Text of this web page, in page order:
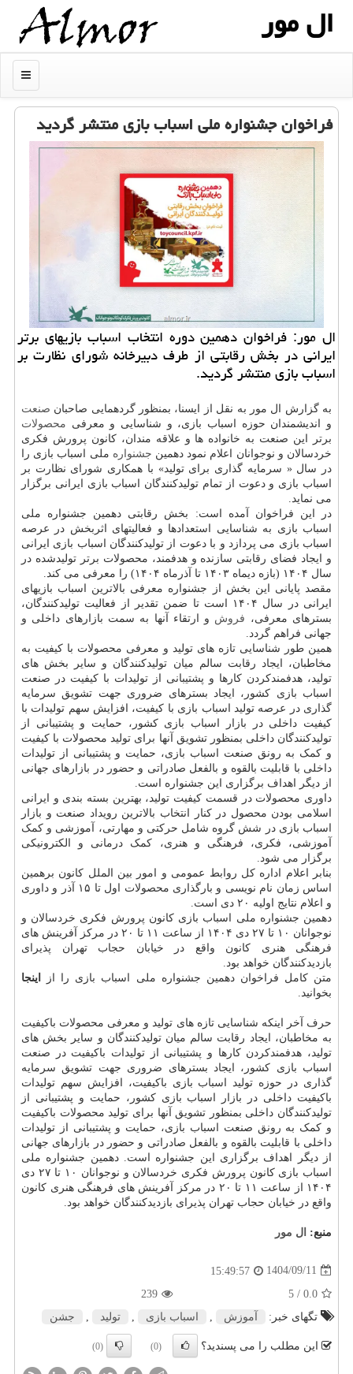
ال مور
منو
فراخوان جشنواره ملی اسباب بازی منتشر گردید
ال مور: فراخوان دهمین دوره انتخاب اسباب بازیهای برتر
ایرانی در بخش رقابتی از طرف دبیرخانه شورای نظارت بر
اسباب بازی منتشر گردید.
به گزارش ال مور به نقل از ایسنا، بمنظور گردهمایی صاحبان صنعت
و اندیشمندان حوزه اسباب بازی، و شناسایی و معرفی محصولات
برتر این صنعت به خانواده ها و علاقه مندان، کانون پرورش فکری
خردسالان و نوجوانان اعلام نمود دهمین جشنواره ملی اسباب بازی را
در سال « سرمایه گذاری برای تولید» با همکاری شورای نظارت بر
اسباب بازی و دعوت از تمام تولیدکنندگان اسباب بازی ایرانی برگزار
می نماید.
در این فراخوان آمده است: بخش رقابتی دهمین جشنواره ملی
اسباب بازی به شناسایی استعدادها و فعالیتهای اثربخش در عرصه
اسباب بازی می پردازد و با دعوت از تولیدکنندگان اسباب بازی ایرانی
و ایجاد فضای رقابتی سازنده و هدفمند، محصولات برتر تولیدشده در
سال ۱۴۰۴ (بازه دیماه ۱۴۰۳ تا آذرماه ۱۴۰۴) را معرفی می کند.
مقصد پایانی این بخش از جشنواره معرفی بالاترین اسباب بازیهای
ایرانی در سال ۱۴۰۴ است تا ضمن تقدیر از فعالیت تولیدکنندگان،
بسترهای معرفی، فروش و ارتقاء آنها به سمت بازارهای داخلی و
جهانی فراهم گردد.
همین طور شناسایی تازه های تولید و معرفی محصولات با کیفیت به
مخاطبان، ایجاد رقابت سالم میان تولیدکنندگان و سایر بخش های
تولید، هدفمندکردن کارها و پشتیبانی از تولیدات با کیفیت در صنعت
اسباب بازی کشور، ایجاد بسترهای ضروری جهت تشویق سرمایه
گذاری در عرصه تولید اسباب بازی با کیفیت، افزایش سهم تولیدات با
کیفیت داخلی در بازار اسباب بازی کشور، حمایت و پشتیبانی از
تولیدکنندگان داخلی بمنظور تشویق آنها برای تولید محصولات با کیفیت
و کمک به رونق صنعت اسباب بازی، حمایت و پشتیبانی از تولیدات
داخلی با قابلیت بالقوه و بالفعل صادراتی و حضور در بازارهای جهانی
از دیگر اهداف برگزاری این جشنواره است.
داوری محصولات در قسمت کیفیت تولید، بهترین بسته بندی و ایرانی
اسلامی بودن محصول در کنار انتخاب بالاترین رویداد صنعت و بازار
اسباب بازی در شش گروه شامل حرکتی و مهارتی، آموزشی و کمک
آموزشی، فکری، فرهنگی و هنری، کمک درمانی و الکترونیکی
برگزار می شود.
بنابر اعلام اداره کل روابط عمومی و امور بین الملل کانون برهمین
اساس زمان نام نویسی و بارگذاری محصولات اول تا ۱۵ آذر و داوری
و اعلام نتایج اولیه ۲۰ دی است.
دهمین جشنواره ملی اسباب بازی کانون پرورش فکری خردسالان و
نوجوانان ۱۰ تا ۲۷ دی ۱۴۰۴ از ساعت ۱۱ تا ۲۰ در مرکز آفرینش های
فرهنگی هنری کانون واقع در خیابان حجاب تهران پذیرای
بازدیدکنندگان خواهد بود.
متن کامل فراخوان دهمین جشنواره ملی اسباب بازی را از
اینجا
بخوانید.
حرف آخر اینکه شناسایی تازه های تولید و معرفی محصولات باکیفیت
به مخاطبان، ایجاد رقابت سالم میان تولیدکنندگان و سایر بخش های
تولید، هدفمندکردن کارها و پشتیبانی از تولیدات باکیفیت در صنعت
اسباب بازی کشور، ایجاد بسترهای ضروری جهت تشویق سرمایه
گذاری در حوزه تولید اسباب بازی باکیفیت، افزایش سهم تولیدات
باکیفیت داخلی در بازار اسباب بازی کشور، حمایت و پشتیبانی از
تولیدکنندگان داخلی بمنظور تشویق آنها برای تولید محصولات باکیفیت
و کمک به رونق صنعت اسباب بازی، حمایت و پشتیبانی از تولیدات
داخلی با قابلیت بالقوه و بالفعل صادراتی و حضور در بازارهای جهانی
از دیگر اهداف برگزاری این جشنواره است. دهمین جشنواره ملی
اسباب بازی کانون پرورش فکری خردسالان و نوجوانان ۱۰ تا ۲۷ دی
۱۴۰۴ از ساعت ۱۱ تا ۲۰ در مرکز آفرینش های فرهنگی هنری کانون
واقع در خیابان حجاب تهران پذیرای بازدیدکنندگان خواهد بود.
منبع: ال مور
1404/09/11
15:49:57
0.0
/ 5
239
تگهای خبر:
آموزش , اسباب بازی , تولید , جشن
این مطلب را می پسندید؟ (0)
(0)